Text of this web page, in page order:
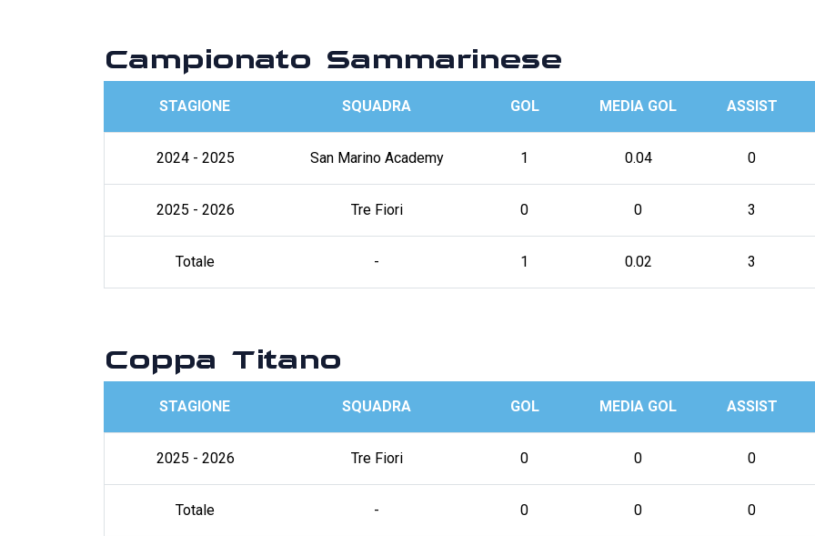
Campionato Sammarinese
STAGIONE SQUADRA GOL MEDIA GOL ASSIST
2024 - 2025 San Marino Academy 1 0.04 0
2025 - 2026 Tre Fiori 0 0 3
Totale - 1 0.02 3
Coppa Titano
STAGIONE SQUADRA GOL MEDIA GOL ASSIST
2025 - 2026 Tre Fiori 0 0 0
Totale - 0 0 0